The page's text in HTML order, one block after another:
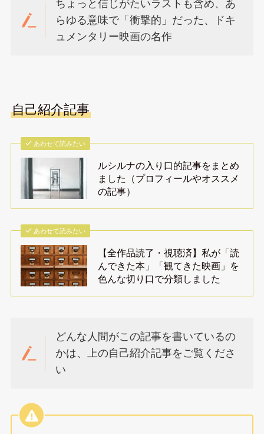
ちょっと信じがたいラストも含め、あ
らゆる意味で「衝撃的」だった、ドキ
ュメンタリー映画の名作
自己紹介記事
あわせて読みたい
ルシルナの入り口的記事をまとめ
ました（プロフィールやオススメ
の記事）
あわせて読みたい
【全作品読了・視聴済】私が「読
んできた本」「観てきた映画」を
色んな切り口で分類しました
どんな人間がこの記事を書いているの
かは、上の自己紹介記事をご覧くださ
い